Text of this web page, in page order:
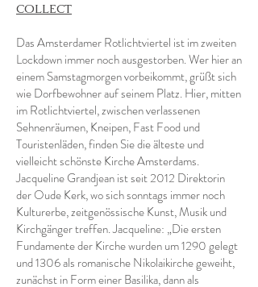
COLLECT
Das Amsterdamer Rotlichtviertel ist im zweiten
Lockdown immer noch ausgestorben. Wer hier an
einem Samstagmorgen vorbeikommt, grüßt sich
wie Dorfbewohner auf seinem Platz. Hier, mitten
im Rotlichtviertel, zwischen verlassenen
Sehnenräumen, Kneipen, Fast Food und
Touristenläden, finden Sie die älteste und
vielleicht schönste Kirche Amsterdams.
Jacqueline Grandjean ist seit 2012 Direktorin
der Oude Kerk, wo sich sonntags immer noch
Kulturerbe, zeitgenössische Kunst, Musik und
Kirchgänger treffen. Jacqueline: „Die ersten
Fundamente der Kirche wurden um 1290 gelegt
und 1306 als romanische Nikolaikirche geweiht,
zunächst in Form einer Basilika, dann als